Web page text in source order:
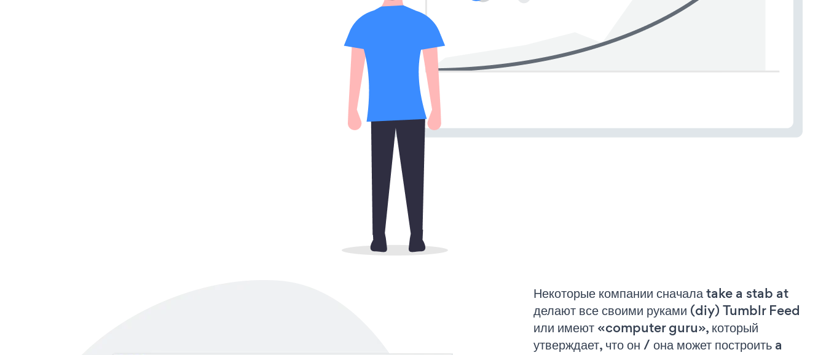
Некоторые компании сначала take a stab at
делают все своими руками (diy) Tumblr Feed
или имеют «computer guru», который
утверждает, что он / она может построить a